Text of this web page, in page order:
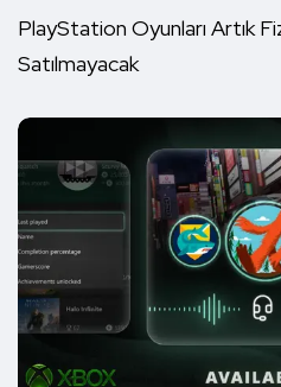
PlayStation Oyunları Artık
Satılmayacak